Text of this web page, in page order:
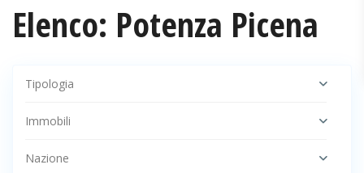
Elenco: Potenza Picena
Tipologia
Immobili
Nazione